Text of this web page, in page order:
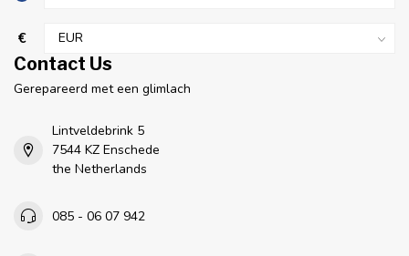
€
Contact Us
Gerepareerd met een glimlach
Lintveldebrink 5
7544 KZ Enschede
the Netherlands
085 - 06 07 942